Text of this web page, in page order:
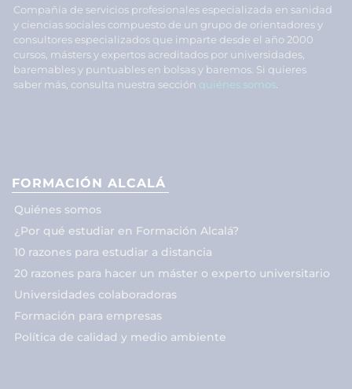
Compañía de servicios profesionales especializada en sanidad
y ciencias sociales compuesto de un grupo de orientadores y
consultores especializados que imparte desde el año 2000
cursos, másters y expertos acreditados por universidades,
baremables y puntuables en bolsas y baremos. Si quieres
saber más, consulta nuestra sección quiénes somos
FORMACIÓN ALCALÁ
Quiénes somos
¿Por qué estudiar en Formación Alcalá?
10 razones para estudiar a distancia
20 razones para hacer un máster o experto universitario
Universidades colaboradoras
Formación para empresas
Política de calidad y medio ambiente